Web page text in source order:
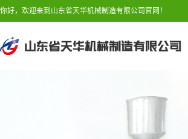
你好，欢迎来到山东省天华机械制造有限公司官网！